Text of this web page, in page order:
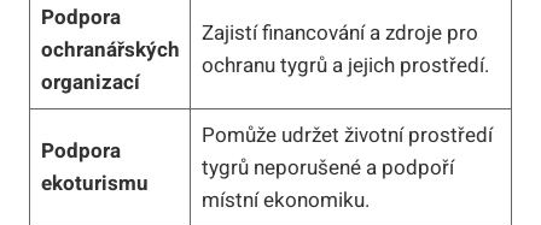
Podpora
ochranářských
organizací
Zajistí financování a zdroje pro
ochranu tygrů a jejich prostředí.
Podpora
ekoturismu
Pomůže udržet životní prostředí
tygrů neporušené a podpoří
místní ekonomiku.